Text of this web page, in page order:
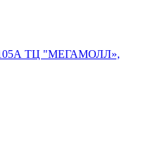
105А ТЦ "МЕГАМОЛЛ»,